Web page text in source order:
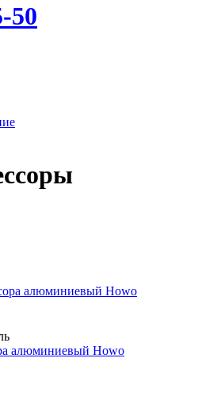
50
алюминиевый Howo